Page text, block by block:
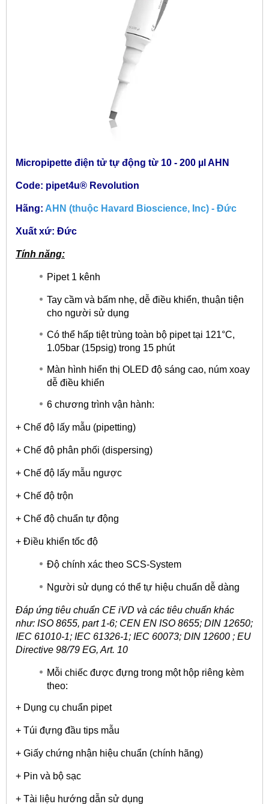
Micropipette điện tử tự động từ 10 - 200 µl AHN
Code: pipet4u® Revolution
Hãng: AHN (thuộc Havard Bioscience, Inc) - Đức
Xuất xứ: Đức
Tính năng:
Pipet 1 kênh
Tay cầm và bấm nhẹ, dễ điều khiển, thuận tiện
cho người sử dụng
Có thể hấp tiệt trùng toàn bộ pipet tại 121°C,
1.05bar (15psig) trong 15 phút
Màn hình hiển thị OLED độ sáng cao, núm xoay
dễ điều khiển
6 chương trình vận hành:
+ Chế độ lấy mẫu (pipetting)
+ Chế độ phân phối (dispersing)
+ Chế độ lấy mẫu ngược
+ Chế độ trộn
+ Chế độ chuẩn tự động
+ Điều khiển tốc độ
Độ chính xác theo SCS-System
Người sử dụng có thể tự hiệu chuẩn dễ dàng
Đáp ứng tiêu chuẩn CE iVD và các tiêu chuẩn khác
như: ISO 8655, part 1-6; CEN EN ISO 8655; DIN 12650;
IEC 61010-1; IEC 61326-1; IEC 60073; DIN 12600 ; EU
Directive 98/79 EG, Art. 10
Mỗi chiếc được đựng trong một hộp riêng kèm
theo:
+ Dụng cụ chuẩn pipet
+ Túi đựng đầu tips mẫu
+ Giấy chứng nhận hiệu chuẩn (chính hãng)
+ Pin và bộ sạc
+ Tài liệu hướng dẫn sử dụng